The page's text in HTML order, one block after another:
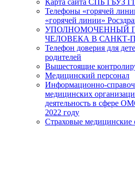
Телефоны «горячей
«горячей линии»
УПОЛНОМОЧЕННЫЙ
ЧЕЛОВЕКА В САНКТ-
Телефон доверия для
родителей
Вышестоящие
Медицинский персонал
Информационно-
медицинских
деятельность в сфере
2022 году
Страховые медицинские